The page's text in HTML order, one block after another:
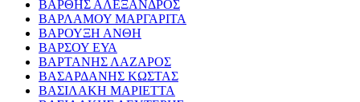
ΒΑΡΘΗΣ ΑΛΕΞΑΝΔΡΟΣ
ΒΑΡΛΑΜΟΥ ΜΑΡΓΑΡΙΤΑ
ΒΑΡΟΥΞΗ ΑΝΘΗ
ΒΑΡΣΟΥ ΕΥΑ
ΒΑΡΤΑΝΗΣ ΛΑΖΑΡΟΣ
ΒΑΣΑΡΔΑΝΗΣ ΚΩΣΤΑΣ
ΒΑΣΙΛΑΚΗ ΜΑΡΙΕΤΤΑ